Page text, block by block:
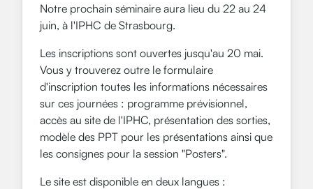
Notre prochain séminaire aura lieu du 22 au 24
juin, à l'IPHC de Strasbourg.
Les inscriptions sont ouvertes jusqu'au 20 mai.
Vous y trouverez outre le formulaire
d'inscription toutes les informations nécessaires
sur ces journées : programme prévisionnel,
accès au site de l'IPHC, présentation des sorties,
modèle des PPT pour les présentations ainsi que
les consignes pour la session "Posters".
Le site est disponible en deux langues :